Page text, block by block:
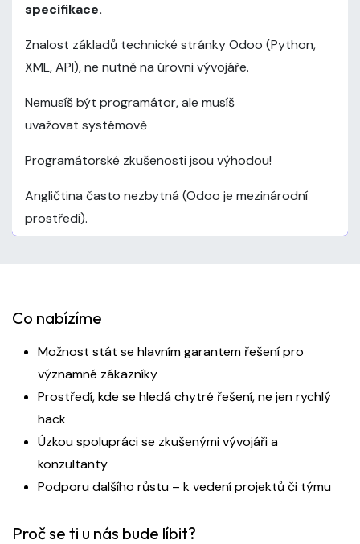
specifikace.
Znalost základů technické stránky Odoo (Python,
XML, API), ne nutně na úrovni vývojáře.
Nemusíš být programátor, ale musíš
uvažovat systémově
Programátorské zkušenosti jsou výhodou!
Angličtina často nezbytná (Odoo je mezinárodní
prostředí).
Co nabízíme
Možnost stát se hlavním garantem řešení pro
významné zákazníky
Prostředí, kde se hledá chytré řešení, ne jen rychlý
hack
Úzkou spolupráci se zkušenými vývojáři a
konzultanty
Podporu dalšího růstu – k vedení projektů či týmu
Proč se ti u nás bude líbit?